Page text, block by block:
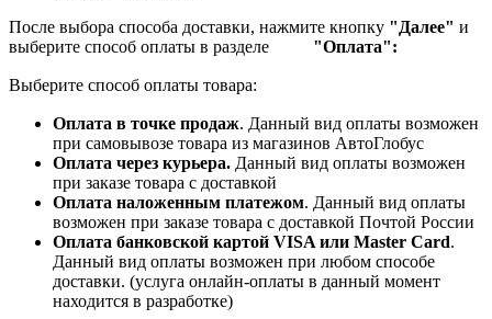
После выбора способа доставки, нажмите кнопку "Далее" и
выберите способ оплаты в разделе "Оплата":
Выберите способ оплаты товара:
Оплата в точке продаж. Данный вид оплаты возможен
при самовывозе товара из магазинов АвтоГлобус
Оплата через курьера. Данный вид оплаты возможен
при заказе товара с доставкой
Оплата наложенным платежом. Данный вид оплаты
возможен при заказе товара с доставкой Почтой России
Оплата банковской картой VISA или Master Card.
Данный вид оплаты возможен при любом способе
доставки. (услуга онлайн-оплаты в данный момент
находится в разработке)